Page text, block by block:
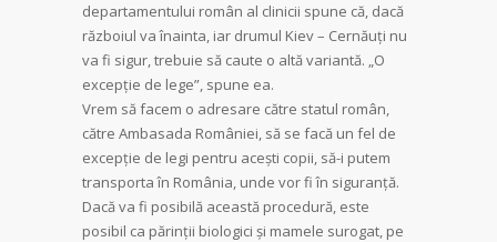
departamentului român al clinicii spune că, dacă
războiul va înainta, iar drumul Kiev – Cernăuți nu
va fi sigur, trebuie să caute o altă variantă. „O
excepție de lege”, spune ea.
Vrem să facem o adresare către statul român,
către Ambasada României, să se facă un fel de
excepție de legi pentru acești copii, să-i putem
transporta în România, unde vor fi în siguranță.
Dacă va fi posibilă această procedură, este
posibil ca părinții biologici și mamele surogat, pe